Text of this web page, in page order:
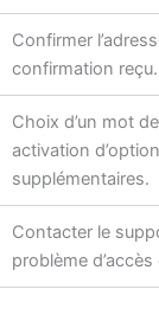
Confirmer
confirmation reçu.
Choix d’un mot
activation
supplémentaires.
Contacter le
problème